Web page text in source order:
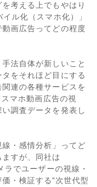
考える上でもやはり
ル化（スマホ化）」
画広告ってどの程度
法自体が新しいこと
をそれほど目にする
連の各種サービスを
マホ動画広告の視
調査データを発表し
・感情分析」ってど
すが、同社は
ラでユーザーの視線・
・検証する“次世代型